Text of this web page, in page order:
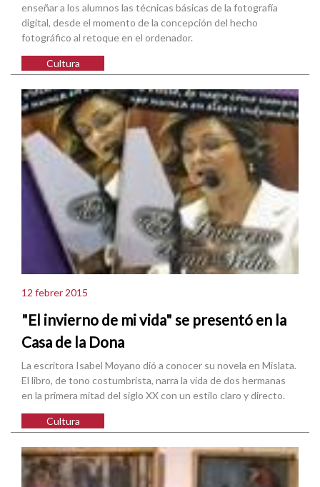
enseñar a los alumnos las técnicas básicas de la fotografía
digital, desde el momento de la concepción del hecho
fotográfico al retoque en el ordenador.
Cultura
12 febrer 2015
"El invierno de mi vida" se presentó en la
Casa de la Dona
La escritora Isabel Moyano dió a conocer su novela en Mislata.
El libro, de tono costumbrista, narra la vida de dos hermanas
en la primera mitad del siglo XX con un estilo claro y directo.
Cultura